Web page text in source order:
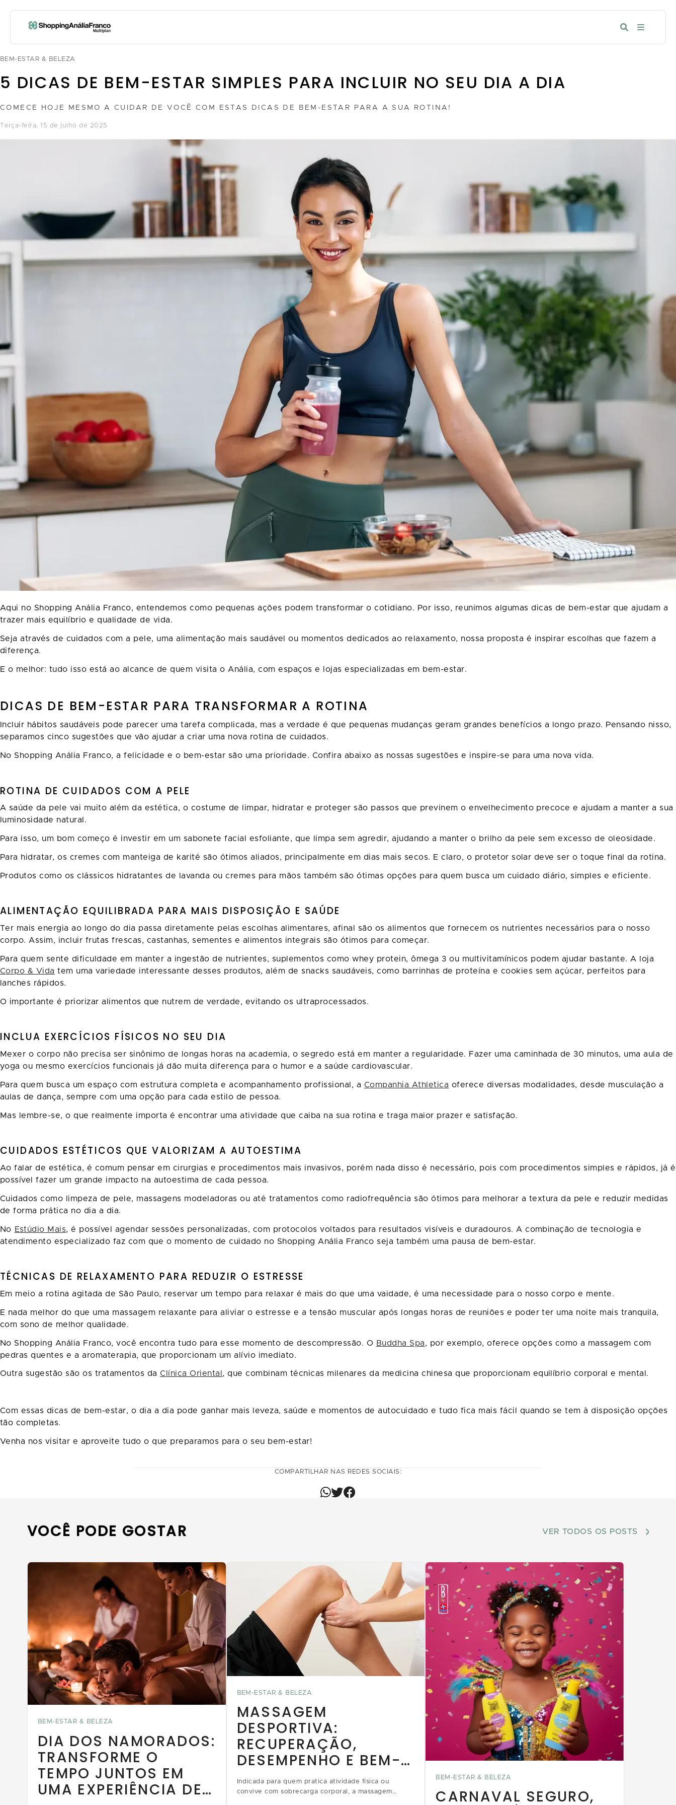
BEM-ESTAR & BELEZA
5 DICAS DE BEM-ESTAR SIMPLES PARA INCLUIR NO SEU DIA A DIA
COMECE HOJE MESMO A CUIDAR DE VOCÊ COM ESTAS DICAS DE BEM-ESTAR PARA A SUA ROTINA!
terça-feira, 15 de julho de 2025
Aqui no Shopping Anália Franco, entendemos como pequenas ações podem transformar o cotidiano. Por isso, reunimos algumas dicas de bem-estar que ajudam a
trazer mais equilíbrio e qualidade de vida.
Seja através de cuidados com a pele, uma alimentação mais saudável ou momentos dedicados ao relaxamento, nossa proposta é inspirar escolhas que fazem a
diferença.
E o melhor: tudo isso está ao alcance de quem visita o Anália, com espaços e lojas especializadas em bem-estar.
DICAS DE BEM-ESTAR PARA TRANSFORMAR A ROTINA
Incluir hábitos saudáveis pode parecer uma tarefa complicada, mas a verdade é que pequenas mudanças geram grandes benefícios a longo prazo. Pensando nisso,
separamos cinco sugestões que vão ajudar a criar uma nova rotina de cuidados.
No Shopping Anália Franco, a felicidade e o bem-estar são uma prioridade. Confira abaixo as nossas sugestões e inspire-se para uma nova vida.
ROTINA DE CUIDADOS COM A PELE
A saúde da pele vai muito além da estética, o costume de limpar, hidratar e proteger são passos que previnem o envelhecimento precoce e ajudam a manter a sua
luminosidade natural.
Para isso, um bom começo é investir em um sabonete facial esfoliante, que limpa sem agredir, ajudando a manter o brilho da pele sem excesso de oleosidade.
Para hidratar, os cremes com manteiga de karité são ótimos aliados, principalmente em dias mais secos. E claro, o protetor solar deve ser o toque final da rotina.
Produtos como os clássicos hidratantes de lavanda ou cremes para mãos também são ótimas opções para quem busca um cuidado diário, simples e eficiente.
ALIMENTAÇÃO EQUILIBRADA PARA MAIS DISPOSIÇÃO E SAÚDE
Ter mais energia ao longo do dia passa diretamente pelas escolhas alimentares, afinal são os alimentos que fornecem os nutrientes necessários para o nosso
corpo. Assim, incluir frutas frescas, castanhas, sementes e alimentos integrais são ótimos para começar.
Para quem sente dificuldade em manter a ingestão de nutrientes, suplementos como whey protein, ômega 3 ou multivitamínicos podem ajudar bastante. A loja
Corpo & Vida tem uma variedade interessante desses produtos, além de snacks saudáveis, como barrinhas de proteína e cookies sem açúcar, perfeitos para
lanches rápidos.
O importante é priorizar alimentos que nutrem de verdade, evitando os ultraprocessados.
INCLUA EXERCÍCIOS FÍSICOS NO SEU DIA
Mexer o corpo não precisa ser sinônimo de longas horas na academia, o segredo está em manter a regularidade. Fazer uma caminhada de 30 minutos, uma aula de
yoga ou mesmo exercícios funcionais já dão muita diferença para o humor e a saúde cardiovascular.
Para quem busca um espaço com estrutura completa e acompanhamento profissional, a Companhia Athletica oferece diversas modalidades, desde musculação a
aulas de dança, sempre com uma opção para cada estilo de pessoa.
Mas lembre-se, o que realmente importa é encontrar uma atividade que caiba na sua rotina e traga maior prazer e satisfação.
CUIDADOS ESTÉTICOS QUE VALORIZAM A AUTOESTIMA
Ao falar de estética, é comum pensar em cirurgias e procedimentos mais invasivos, porém nada disso é necessário, pois com procedimentos simples e rápidos, já é
possível fazer um grande impacto na autoestima de cada pessoa.
Cuidados como limpeza de pele, massagens modeladoras ou até tratamentos como radiofrequência são ótimos para melhorar a textura da pele e reduzir medidas
de forma prática no dia a dia.
No Estúdio Mais, é possível agendar sessões personalizadas, com protocolos voltados para resultados visíveis e duradouros. A combinação de tecnologia e
atendimento especializado faz com que o momento de cuidado no Shopping Anália Franco seja também uma pausa de bem-estar.
TÉCNICAS DE RELAXAMENTO PARA REDUZIR O ESTRESSE
Em meio a rotina agitada de São Paulo, reservar um tempo para relaxar é mais do que uma vaidade, é uma necessidade para o nosso corpo e mente.
E nada melhor do que uma massagem relaxante para aliviar o estresse e a tensão muscular após longas horas de reuniões e poder ter uma noite mais tranquila,
com sono de melhor qualidade.
No Shopping Anália Franco, você encontra tudo para esse momento de descompressão. O Buddha Spa, por exemplo, oferece opções como a massagem com
pedras quentes e a aromaterapia, que proporcionam um alívio imediato.
Outra sugestão são os tratamentos daClínica Oriental , que combinam técnicas milenares da medicina chinesa que proporcionam equilíbrio corporal e mental.
Com essas dicas de bem-estar, o dia a dia pode ganhar mais leveza, saúde e momentos de autocuidado e tudo fica mais fácil quando se tem à disposição opções
tão completas.
Venha nos visitar e aproveite tudo o que preparamos para o seu bem-estar!
COMPARTILHAR NAS REDES SOCIAIS:
VOCÊ PODE GOSTAR VER TODOS OS POSTS
BEM-ESTAR & BELEZA
DIA DOS NAMORADOS:
TRANSFORME O
TEMPO JUNTOS EM
UMA EXPERIÊNCIA DE
BEM-ESTAR & BELEZA
MASSAGEM
DESPORTIVA:
RECUPERAÇÃO,
DESEMPENHO E BEM-
ESTAR PARA O CORPO
Indicada para quem pratica atividade física ou
convive com sobrecarga corporal, a massagem
BEM-ESTAR & BELEZA
CARNAVAL SEGURO,